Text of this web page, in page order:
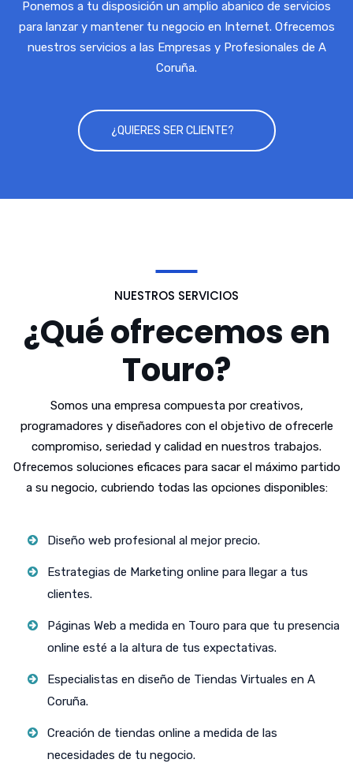
Ponemos a tu disposición un amplio abanico de servicios
para lanzar y mantener tu negocio en Internet. Ofrecemos
nuestros servicios a las Empresas y Profesionales de A
Coruña.
¿QUIERES SER CLIENTE?
NUESTROS SERVICIOS
¿Qué ofrecemos en
Touro?
Somos una empresa compuesta por creativos,
programadores y diseñadores con el objetivo de ofrecerle
compromiso, seriedad y calidad en nuestros trabajos.
Ofrecemos soluciones eficaces para sacar el máximo partido
a su negocio, cubriendo todas las opciones disponibles:
Diseño web profesional al mejor precio.
Estrategias de Marketing online para llegar a tus
clientes.
Páginas Web a medida en Touro para que tu presencia
online esté a la altura de tus expectativas.
Especialistas en diseño de Tiendas Virtuales en A
Coruña.
Creación de tiendas online a medida de las
necesidades de tu negocio.